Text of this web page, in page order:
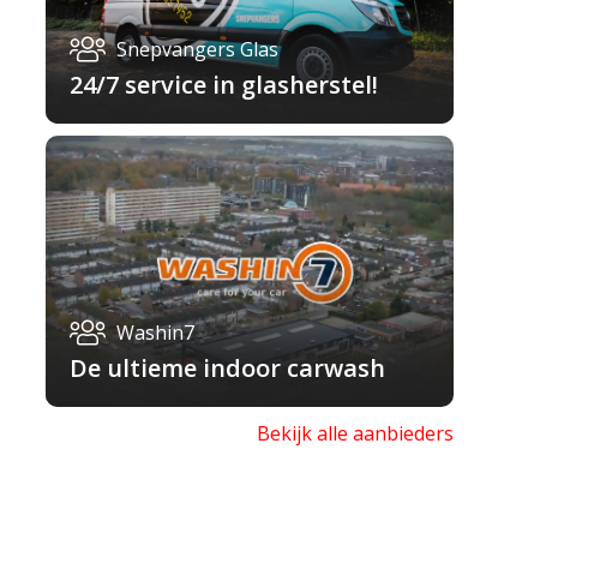
Snepvangers Glas
24/7 service in glasherstel!
Washin7
De ultieme indoor carwash
Bekijk alle aanbieders